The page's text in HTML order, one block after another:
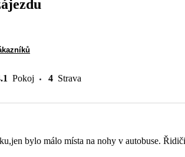
Pokoj 4 Strava
bylo málo místa na nohy v autobuse.